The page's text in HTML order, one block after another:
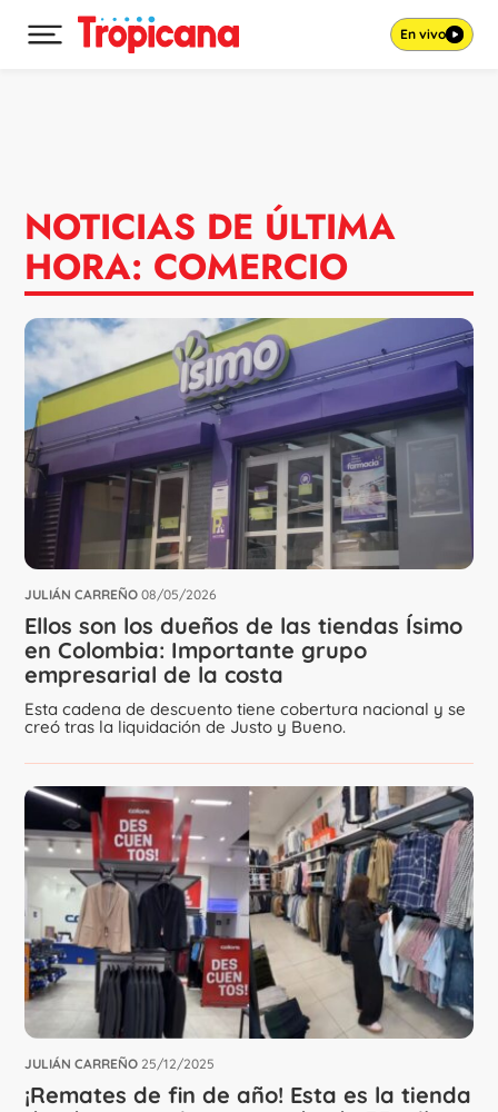
Desplegar menú principal En vivo
NOTICIAS DE ÚLTIMA
HORA: COMERCIO
JULIÁN CARREÑO 08/05/2026
Ellos son los dueños de las tiendas Ísimo
en Colombia: Importante grupo
empresarial de la costa
Esta cadena de descuento tiene cobertura nacional y se
creó tras la liquidación de Justo y Bueno.
JULIÁN CARREÑO 25/12/2025
¡Remates de fin de año! Esta es la tienda